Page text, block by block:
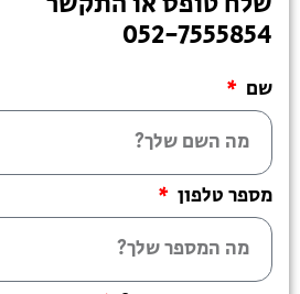
052-7555854
שם
מספר טלפון